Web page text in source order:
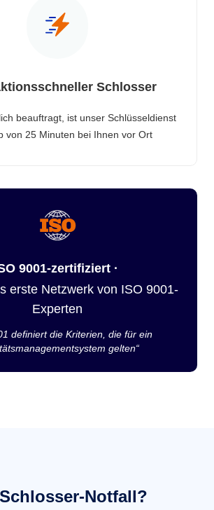
Schlosser
beauftragt, ist unser Schlüsseldienst
von 25 Minuten bei Ihnen vor Ort
9001-zertifiziert ·
erste Netzwerk von ISO 9001-
Experten
definiert die Kriterien, die für ein
gelten“
Notfall?